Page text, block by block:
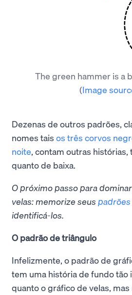
The green hammer is a
(Image
Dezenas de outros padrões,
nomes tais os três corvos
noite, contam outras histórias,
quanto de baixa.
O próximo passo para
velas: memorize seus padrões
identificá-los.
O padrão de triângulo
Infelizmente, o padrão de
tem uma história de fundo tão
quanto o gráfico de velas, mas